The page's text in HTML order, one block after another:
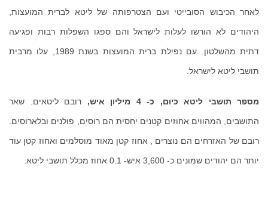
לאחר הכיבוש הסובייטי ועם הצטרפותה של ליטא לברית המועצות,
היהודים לא הורשו לעלות לישראל והם ספגו השפלות רבות ופגיעה
דתית מהשלטון. עם נפילת ברית המועצות בשנת 1989, עלו מרבית
תושבי ליטא לישראל.
מספר תושבי ליטא כיום, כ- 4 מיליון איש, רובם ליטאים. שאר
התושבים, המהווים אחוזים קטנים יחסית הם רוסים, פולנים ובלארוסים.
רובם של האזרחים הם נוצרים , אחוז קטן מאוד מוסלמים ואחוז קטן עוד
יותר הם יהודים שמונים כ- 3,600 איש- 0.1 אחוז מכלל תושבי ליטא.